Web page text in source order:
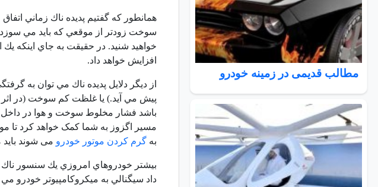
مطالب قدیمی در زمینه خودرو
همانطور كه گفتيم پديده ناك زماني
سوخت زودتر از موقعي كه بايد مي
خواهيد شنيد. در حقيقت به جاي اينكه
افزايش خواهد داد.
از ديگر دلايل پديده ناك مي توان به
پيش مي آيد.) يا غلظت كم سوخت (در اثر
باشد فشار مخلوط سوخت و هوا در داخل
مسیر اگزوز به شما کمک خواهد کرد تا
به گرم کردن موتور خودرو می شوند
بيشتر خودروهاي امروزي يك سنسور
داد سيگنالي به ميكروكامپيوتر خودرو